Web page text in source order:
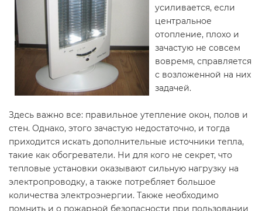
усиливается, если
центральное
отопление, плохо и
зачастую не совсем
вовремя, справляется
с возложенной на них
задачей.
Здесь важно все: правильное утепление окон, полов и
стен. Однако, этого зачастую недостаточно, и тогда
приходится искать дополнительные источники тепла,
такие как обогреватели. Ни для кого не секрет, что
тепловые установки оказывают сильную нагрузку на
электропроводку, а также потребляет большое
количества электроэнергии. Также необходимо
помнить и о пожарной безопасности при пользовании